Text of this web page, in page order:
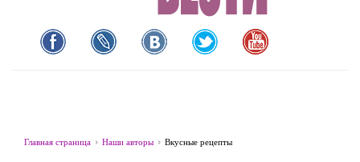
Главная страница Наши авторы Вкусные рецепты